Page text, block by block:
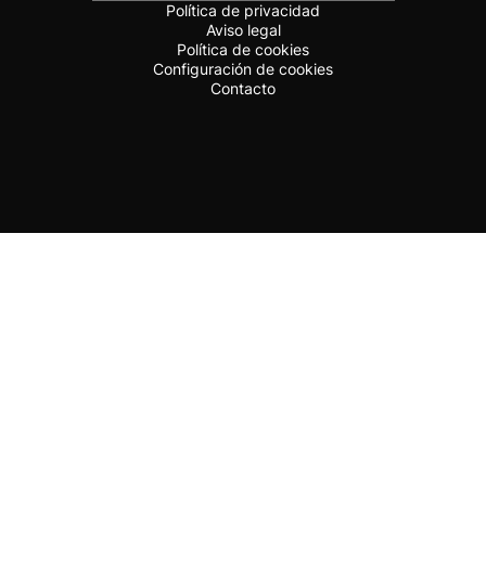
Política de privacidad
Aviso legal
Política de cookies
Configuración de cookies
Contacto